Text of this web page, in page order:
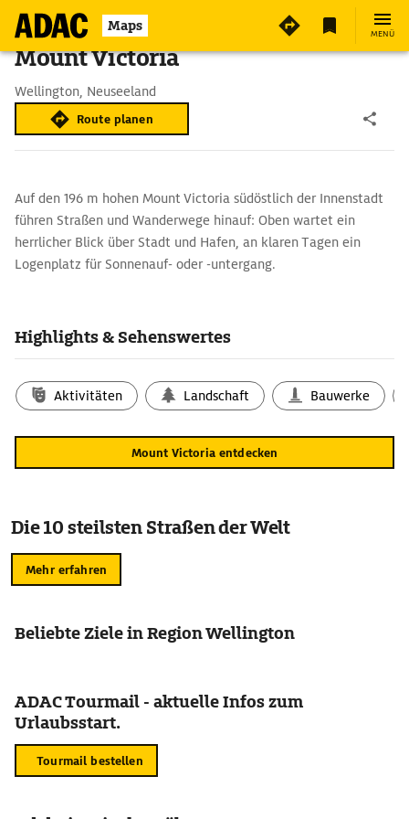
Maps MENÜ
Mount Victoria
Wellington, Neuseeland
Route planen
Auf den 196 m hohen Mount Victoria südöstlich der Innenstadt
führen Straßen und Wanderwege hinauf: Oben wartet ein
herrlicher Blick über Stadt und Hafen, an klaren Tagen ein
Logenplatz für Sonnen­­auf- oder -untergang.
Highlights & Sehenswertes
Aktivitäten Landschaft Bauwerke
Mount Victoria entdecken
Die 10 steilsten Straßen der Welt
Mehr erfahren
Beliebte Ziele in Region Wellington
ADAC Tourmail - aktuelle Infos zum
Urlaubsstart.
Tourmail bestellen